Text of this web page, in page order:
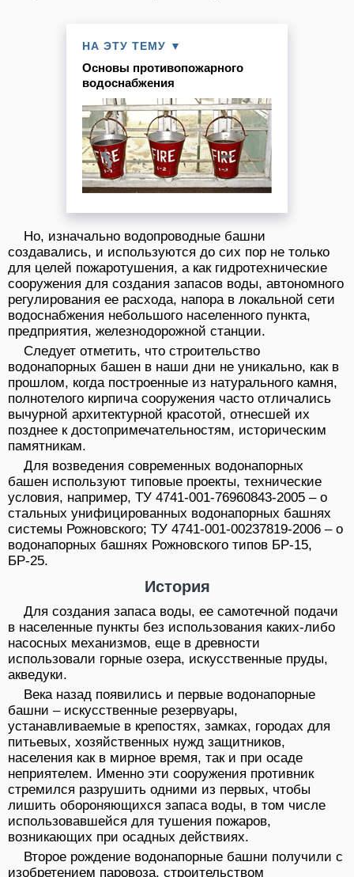
НА ЭТУ ТЕМУ ▼
Основы противопожарного
водоснабжения
Но, изначально водопроводные башни
создавались, и используются до сих пор не только
для целей пожаротушения, а как гидротехнические
сооружения для создания запасов воды, автономного
регулирования ее расхода, напора в локальной сети
водоснабжения небольшого населенного пункта,
предприятия, железнодорожной станции.
Следует отметить, что строительство
водонапорных башен в наши дни не уникально, как в
прошлом, когда построенные из натурального камня,
полнотелого кирпича сооружения часто отличались
вычурной архитектурной красотой, отнесшей их
позднее к достопримечательностям, историческим
памятникам.
Для возведения современных водонапорных
башен используют типовые проекты, технические
условия, например, ТУ 4741-001-76960843-2005 – о
стальных унифицированных водонапорных башнях
системы Рожновского; ТУ 4741-001-00237819-2006 – о
водонапорных башнях Рожновского типов БР-15,
БР-25.
История
Для создания запаса воды, ее самотечной подачи
в населенные пункты без использования каких-либо
насосных механизмов, еще в древности
использовали горные озера, искусственные пруды,
акведуки.
Века назад появились и первые водонапорные
башни – искусственные резервуары,
устанавливаемые в крепостях, замках, городах для
питьевых, хозяйственных нужд защитников,
населения как в мирное время, так и при осаде
неприятелем. Именно эти сооружения противник
стремился разрушить одними из первых, чтобы
лишить обороняющихся запаса воды, в том числе
использовавшейся для тушения пожаров,
возникающих при осадных действиях.
Второе рождение водонапорные башни получили с
изобретением паровоза, строительством